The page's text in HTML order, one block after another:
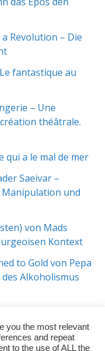
Revolution – Die
fantastique au
– Une
théâtrale.
qui a le mal de mer
Saeivar​​ –
und
von Mads
Kontext
to Gold von Pepa
Alkoholismus
you the most relevant
and repeat
to the use of ALL the